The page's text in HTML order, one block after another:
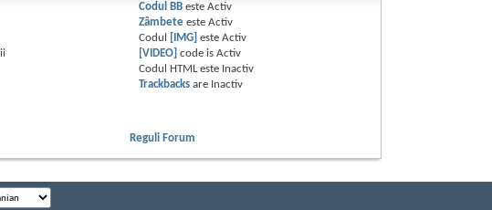
Codul BB esteActiv
Zâmbete esteActiv
Codul
[IMG] esteActiv
[VIDEO] code isActiv
Codul HTML este Inactiv
Trackbacks are Inactiv
Reguli Forum